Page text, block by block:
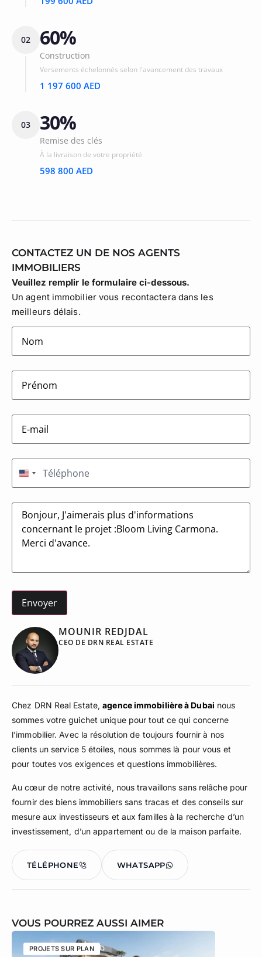
02 60%
Construction
Versements échelonnés selon l'avancement des travaux
1 197 600 AED
03 30%
Remise des clés
À la livraison de votre propriété
598 800 AED
CONTACTEZ UN DE NOS AGENTS
IMMOBILIERS
MOUNIR REDJDAL
CEO DE DRN REAL ESTATE
Chez DRN Real Estate,agence immobilière à Dubai nous
sommes votre guichet unique pour tout ce qui concerne
l’immobilier. Avec la résolution de toujours fournir à nos
clients un service 5 étoiles, nous sommes là pour vous et
pour toutes vos exigences et questions immobilières.
Au cœur de notre activité, nous travaillons sans relâche pour
fournir des biens immobiliers sans tracas et des conseils sur
mesure aux investisseurs et aux familles à la recherche d’un
investissement, d’un appartement ou de la maison parfaite.
TÉLÉPHONE WHATSAPP
Veuillez remplir le formulaire ci-dessous.
Un agent immobilier vous recontactera dans les
meilleurs délais.
lastname(Nécessaire)
firstname(Nécessaire)
E-
mail(Nécessaire)
Téléphone(Nécessaire)
États-Unis +1
Message
VOUS POURREZ AUSSI AIMER
PROJETS SUR PLAN